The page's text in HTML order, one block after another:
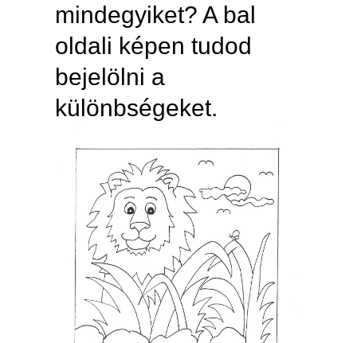
mindegyiket? A bal
oldali képen tudod
bejelölni a
különbségeket.